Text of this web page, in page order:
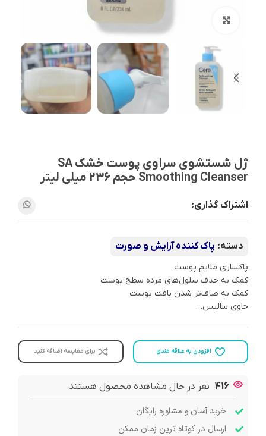
بزرگنمایی تصویر
ژل شستشوی سراوی پوست خشک SA
Smoothing Cleanser حجم 236 میلی لیتر
اشتراک گذاری:
دسته: پاک کننده آرایش و صورت
پاکسازی ملایم پوست
کمک به حذف سلول‌های مرده سطح پوست
کمک به صاف‌تر شدن بافت پوست
حاوی سالیس…
افزودن به علاقه مندی برای مقایسه اضافه کنید
416 نفر در حال مشاهده محصول هستند
خرید آسان و مشاوره رایگان
ارسال در کوتاه ترین زمان ممکن